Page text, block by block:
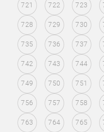
721 722 723
728 729 730
735 736 737
742 743 744
749 750 751
756 757 758
763 764 765